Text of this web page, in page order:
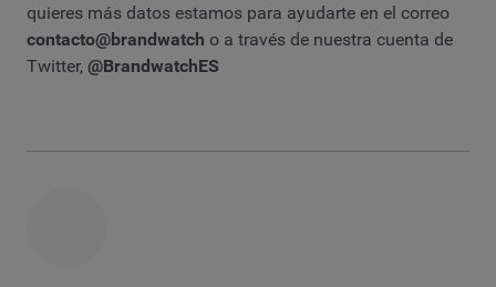
quieres más datos estamos para ayudarte en el correo
contacto@brandwatch o a través de nuestra cuenta de
Twitter, @BrandwatchES